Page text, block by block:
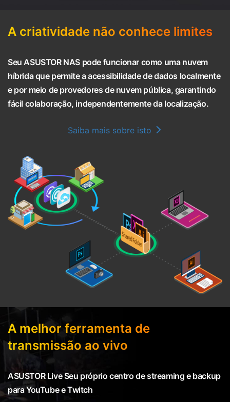
A criatividade não conhece limites
Seu ASUSTOR NAS pode funcionar como uma nuvem
híbrida que permite a acessibilidade de dados localmente
e por meio de provedores de nuvem pública, garantindo
fácil colaboração, independentemente da localização.
Saiba mais sobre isto
A melhor ferramenta de
transmissão ao vivo
ASUSTOR Live Seu próprio centro de streaming e backup
para YouTube e Twitch